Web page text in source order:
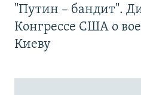
"Путин – бандит".
Конгрессе США о
Киеву